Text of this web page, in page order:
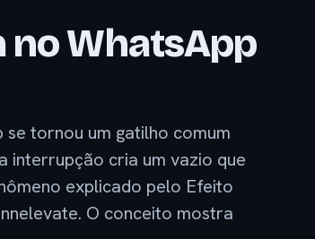
no WhatsApp
tornou um gatilho comum
interrupção cria um vazio que
explicado pelo Efeito
O conceito mostra